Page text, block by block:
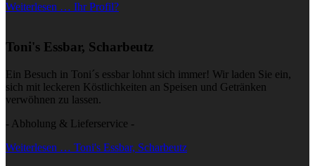
Weiterlesen … Ihr Profil?
Toni's Essbar, Scharbeutz
Ein Besuch in Toni´s essbar lohnt sich immer! Wir laden Sie ein,
sich mit leckeren Köstlichkeiten an Speisen und Getränken
verwöhnen zu lassen.
- Abholung & Lieferservice -
Weiterlesen … Toni's Essbar, Scharbeutz